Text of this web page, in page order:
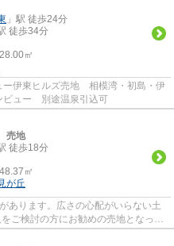
」駅 徒歩24分
徒歩34分
㎡
伊東ヒルズ売地 相模湾・初島・伊
ビュー 別途温泉引込可
売地
徒歩18分
㎡
が丘
あります。広さの心配がいらない土
ご検討の方にお勧めの売地となって
バーワ...